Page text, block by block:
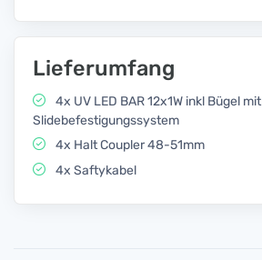
Lieferumfang
4x UV LED BAR 12x1W inkl Bügel mit
Slidebefestigungssystem
4x Halt Coupler 48-51mm
4x Saftykabel